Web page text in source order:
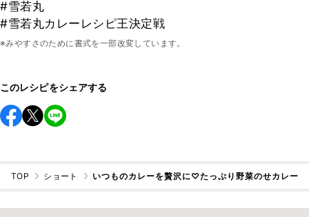
#雪若丸
#雪若丸カレーレシピ王決定戦
※みやすさのために書式を一部改変しています。
このレシピをシェアする
TOP ショート いつものカレーを贅沢に♡たっぷり野菜のせカレー